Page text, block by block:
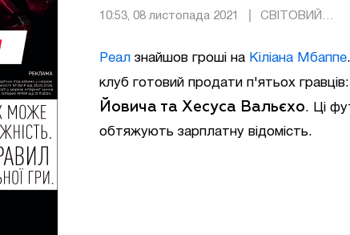
10:53, 08 листопада 2021
Реал знайшов гроші на Кіліана Мбаппе
клуб готовий продати п'ятьох гравців:
Йовича та Хесуса Вальєхо. Ці
обтяжують зарплатну відомість.